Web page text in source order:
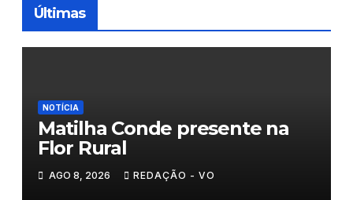
Últimas
NOTÍCIA
Matilha Conde presente na
Flor Rural
AGO 8, 2026 REDAÇÃO - VO